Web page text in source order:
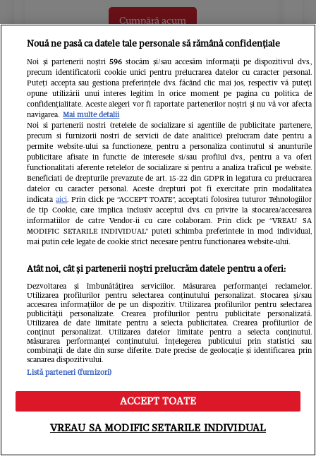
Cumpără acum
Urmărește-ne peGoogle News
Libertatea.ro
Horoscop Urania | Previziuni
astrologice pentru perioada 18 – 24
iulie 2026. Soarele va intra în zodia
Leului
Fanatik
Meniu Caută
Nouă ne pasă ca datele tale personale să rămână confidențiale
Noi și partenerii noștri 596stocăm și/sau accesăm informații pe dispozitivul dvs.,
precum identificatorii cookie unici pentru prelucrarea datelor cu caracter personal.
Puteți accepta sau gestiona preferințele dvs. făcând clic mai jos, respectiv vă puteți
opune utilizării unui interes legitim în orice moment pe pagina cu politica de
confidențialitate. Aceste alegeri vor fi raportate partenerilor noștri și nu vă vor afecta
navigarea. Mai multe detalii
Noi si partenerii nostri (retelele de socializare si agentiile de publicitate partenere,
precum si furnizorii nostri de servicii de date analitice) prelucram date pentru a
permite website-ului sa functioneze, pentru a personaliza continutul si anunturile
publicitare afisate in functie de interesele si/sau profilul dvs., pentru a va oferi
functionalitati aferente retelelor de socializare si pentru a analiza traficul pe website.
Beneficiati de drepturile prevazute de art. 15-22 din GDPR in legatura cu prelucrarea
datelor cu caracter personal. Aceste drepturi pot fi exercitate prin modalitatea
indicataaici. Prin click pe “ACCEPT TOATE”, acceptati folosirea tuturor Tehnologiilor
de tip Cookie, care implica inclusiv acceptul dvs. cu privire la stocarea/accesarea
informatiilor de catre Vendor-ii cu care colaboram. Prin click pe “VREAU SA
MODIFIC SETARILE INDIVIDUAL” puteti schimba preferintele in mod individual,
mai putin cele legate de cookie strict necesare pentru functionarea website-ului.
Atât noi, cât și partenerii noștri prelucrăm datele pentru a oferi:
Dezvoltarea și îmbunătățirea serviciilor. Măsurarea performanței reclamelor.
Utilizarea profilurilor pentru selectarea conținutului personalizat. Stocarea și/sau
accesarea informațiilor de pe un dispozitiv. Utilizarea profilurilor pentru selectarea
publicității personalizate. Crearea profilurilor pentru publicitate personalizată.
Utilizarea de date limitate pentru a selecta publicitatea. Crearea profilurilor de
conținut personalizat. Utilizarea datelor limitate pentru a selecta conținutul.
Măsurarea performanței conținutului. Înțelegerea publicului prin statistici sau
combinații de date din surse diferite. Date precise de geolocație și identificarea prin
scanarea dispozitivului.
Listă parteneri (furnizori)
ACCEPT TOATE
VREAU SA MODIFIC SETARILE INDIVIDUAL